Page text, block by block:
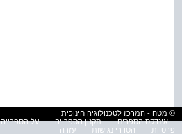
© מטח - המרכז לטכנולוגיה חינוכית
אינדקס הספרים
תקנון הספרייה על הספרייה
פרטיות
הסדרי נגישות עזרה